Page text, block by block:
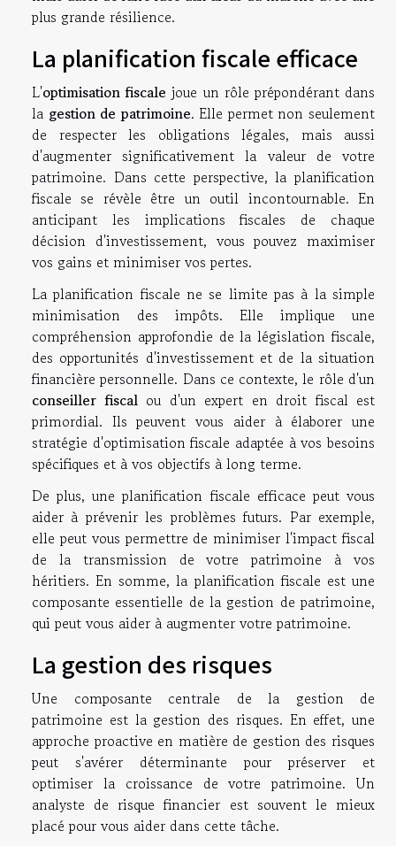
plus grande résilience.
La planification fiscale efficace
L'optimisation fiscale joue un rôle prépondérant dans
la gestion de patrimoine. Elle permet non seulement
de respecter les obligations légales, mais aussi
d'augmenter significativement la valeur de votre
patrimoine. Dans cette perspective, la planification
fiscale se révèle être un outil incontournable. En
anticipant les implications fiscales de chaque
décision d'investissement, vous pouvez maximiser
vos gains et minimiser vos pertes.
La planification fiscale ne se limite pas à la simple
minimisation des impôts. Elle implique une
compréhension approfondie de la législation fiscale,
des opportunités d'investissement et de la situation
financière personnelle. Dans ce contexte, le rôle d'un
conseiller fiscalou d'un expert en droit fiscal est
primordial. Ils peuvent vous aider à élaborer une
stratégie d'optimisation fiscale adaptée à vos besoins
spécifiques et à vos objectifs à long terme.
De plus, une planification fiscale efficace peut vous
aider à prévenir les problèmes futurs. Par exemple,
elle peut vous permettre de minimiser l'impact fiscal
de la transmission de votre patrimoine à vos
héritiers. En somme, la planification fiscale est une
composante essentielle de la gestion de patrimoine,
qui peut vous aider à augmenter votre patrimoine.
La gestion des risques
Une composante centrale de la gestion de
patrimoine est la gestion des risques. En effet, une
approche proactive en matière de gestion des risques
peut s'avérer déterminante pour préserver et
optimiser la croissance de votre patrimoine. Un
analyste de risque financier est souvent le mieux
placé pour vous aider dans cette tâche.